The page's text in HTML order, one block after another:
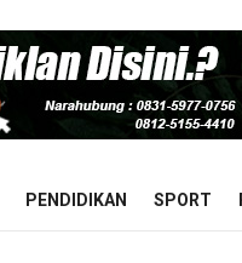
PENDIDIKAN SPORT